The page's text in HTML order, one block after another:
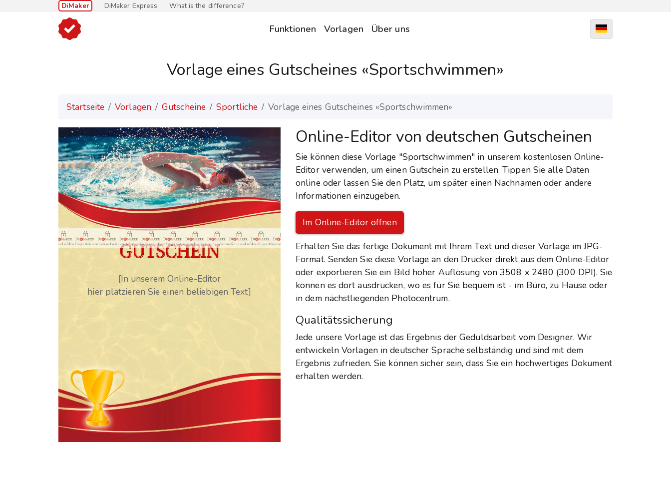
DiMaker DiMaker Express What is the difference?
Funktionen Vorlagen Über uns
Vorlage eines Gutscheines «Sportschwimmen»
Startseite Vorlagen Gutscheine Sportliche Vorlage eines Gutscheines «Sportschwimmen»
[In unserem Online-Editor
hier platzieren Sie einen beliebigen Text]
Online-Editor von deutschen Gutscheinen
Sie können diese Vorlage "Sportschwimmen" in unserem kostenlosen Online-
Editor verwenden, um einen Gutschein zu erstellen. Tippen Sie alle Daten
online oder lassen Sie den Platz, um später einen Nachnamen oder andere
Informationen einzugeben.
Im Online-Editor öffnen
Erhalten Sie das fertige Dokument mit Ihrem Text und dieser Vorlage im JPG-
Format. Senden Sie diese Vorlage an den Drucker direkt aus dem Online-Editor
oder exportieren Sie ein Bild hoher Auflösung von 3508 x 2480 (300 DPI). Sie
können es dort ausdrucken, wo es für Sie bequem ist - im Büro, zu Hause oder
in dem nächstliegenden Photocentrum.
Qualitätssicherung
Jede unsere Vorlage ist das Ergebnis der Geduldsarbeit vom Designer. Wir
entwickeln Vorlagen in deutscher Sprache selbständig und sind mit dem
Ergebnis zufrieden. Sie können sicher sein, dass Sie ein hochwertiges Dokument
erhalten werden.